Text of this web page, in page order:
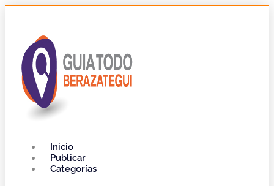
Inicio
Publicar
Categorías